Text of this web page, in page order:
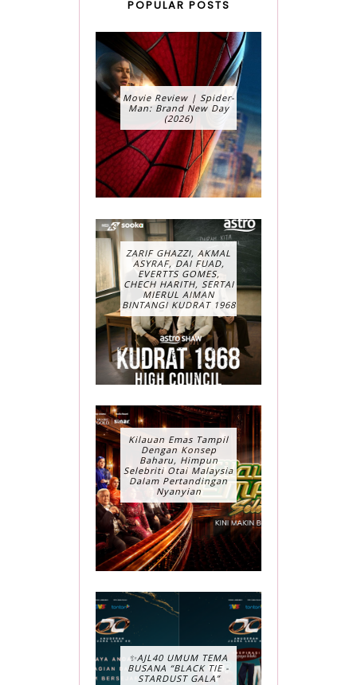
POPULAR POSTS
Movie Review | Spider-
Man: Brand New Day
(2026)
ZARIF GHAZZI, AKMAL
ASYRAF, DAI FUAD,
EVERTTS GOMES,
CHECH HARITH, SERTAI
MIERUL AIMAN
BINTANGI KUDRAT 1968
Kilauan Emas Tampil
Dengan Konsep
Baharu, Himpun
Selebriti Otai Malaysia
Dalam Pertandingan
Nyanyian
✨AJL40 UMUM TEMA
BUSANA “BLACK TIE -
STARDUST GALA”